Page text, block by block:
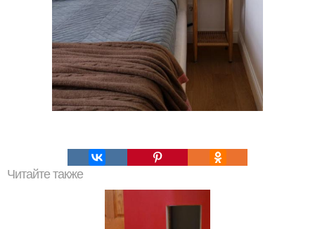
Читайте также